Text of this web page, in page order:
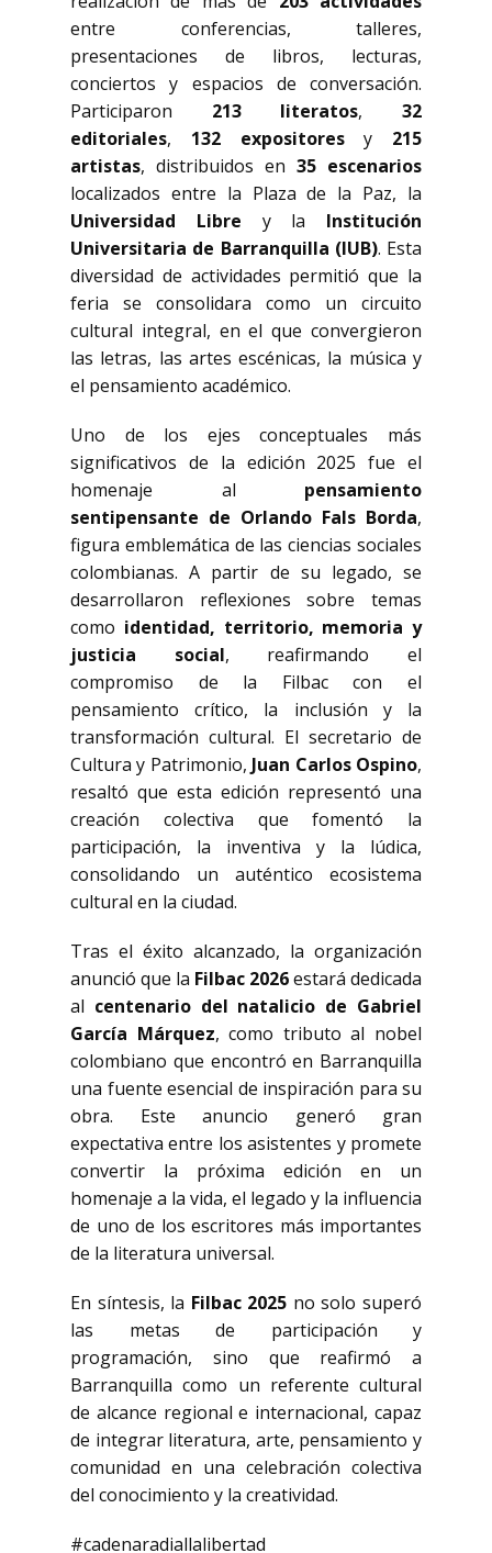
entre conferencias, talleres,
presentaciones de libros, lecturas,
conciertos y espacios de conversación.
Participaron 213 literatos,32
editoriales, 132 expositoresy 215
artistas, distribuidos en 35 escenarios
localizados entre la Plaza de la Paz, la
Universidad Libre y la Institución
Universitaria de Barranquilla (IUB). Esta
diversidad de actividades permitió que la
feria se consolidara como un circuito
cultural integral, en el que convergieron
las letras, las artes escénicas, la música y
el pensamiento académico.
Uno de los ejes conceptuales más
significativos de la edición 2025 fue el
homenaje al pensamiento
sentipensante de Orlando Fals Borda,
figura emblemática de las ciencias sociales
colombianas. A partir de su legado, se
desarrollaron reflexiones sobre temas
como identidad, territorio, memoria y
justicia social, reafirmando el
compromiso de la Filbac con el
pensamiento crítico, la inclusión y la
transformación cultural. El secretario de
Cultura y Patrimonio, Juan Carlos Ospino,
resaltó que esta edición representó una
creación colectiva que fomentó la
participación, la inventiva y la lúdica,
consolidando un auténtico ecosistema
cultural en la ciudad.
Tras el éxito alcanzado, la organización
anunció que la Filbac 2026estará dedicada
al centenario del natalicio de Gabriel
García Márquez, como tributo al nobel
colombiano que encontró en Barranquilla
una fuente esencial de inspiración para su
obra. Este anuncio generó gran
expectativa entre los asistentes y promete
convertir la próxima edición en un
homenaje a la vida, el legado y la influencia
de uno de los escritores más importantes
de la literatura universal.
En síntesis, la Filbac 2025 no solo superó
las metas de participación y
programación, sino que reafirmó a
Barranquilla como un referente cultural
de alcance regional e internacional, capaz
de integrar literatura, arte, pensamiento y
comunidad en una celebración colectiva
del conocimiento y la creatividad.
#cadenaradiallalibertad